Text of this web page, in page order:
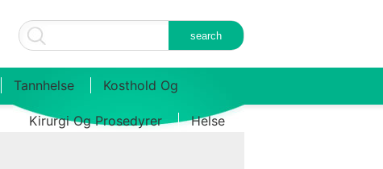
Tannhelse Kosthold Og
Kirurgi Og Prosedyrer Helse